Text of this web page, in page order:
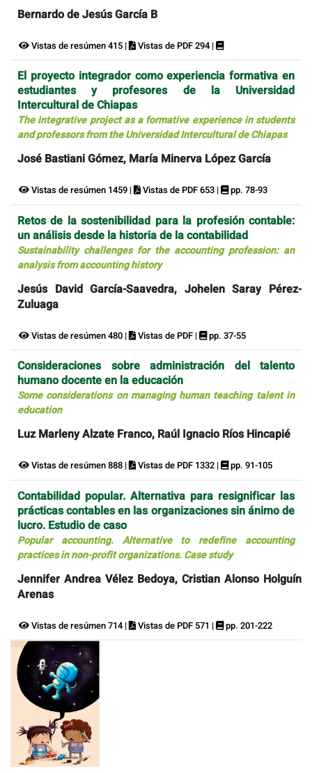
Bernardo de Jesús García B
Vistas de resúmen 415 | Vistas de PDF 294 |
El proyecto integrador como experiencia formativa en
estudiantes y profesores de la Universidad
Intercultural de Chiapas
The integrative project as a formative experience in students
and professors from the Universidad Intercultural de Chiapas
José Bastiani Gómez, María Minerva López García
Vistas de resúmen 1459 | Vistas de PDF 653 | pp. 78-93
Retos de la sostenibilidad para la profesión contable:
un análisis desde la historia de la contabilidad
Sustainability challenges for the accounting profession: an
analysis from accounting history
Jesús David García-Saavedra, Johelen Saray Pérez-
Zuluaga
Vistas de resúmen 480 | Vistas de PDF | pp. 37-55
Consideraciones sobre administración del talento
humano docente en la educación
Some considerations on managing human teaching talent in
education
Luz Marleny Alzate Franco, Raúl Ignacio Ríos Hincapié
Vistas de resúmen 888 | Vistas de PDF 1332 | pp. 91-105
Contabilidad popular. Alternativa para resignificar las
prácticas contables en las organizaciones sin ánimo de
lucro. Estudio de caso
Popular accounting. Alternative to redefine accounting
practices in non-profit organizations. Case study
Jennifer Andrea Vélez Bedoya, Cristian Alonso Holguín
Arenas
Vistas de resúmen 714 | Vistas de PDF 571 | pp. 201-222